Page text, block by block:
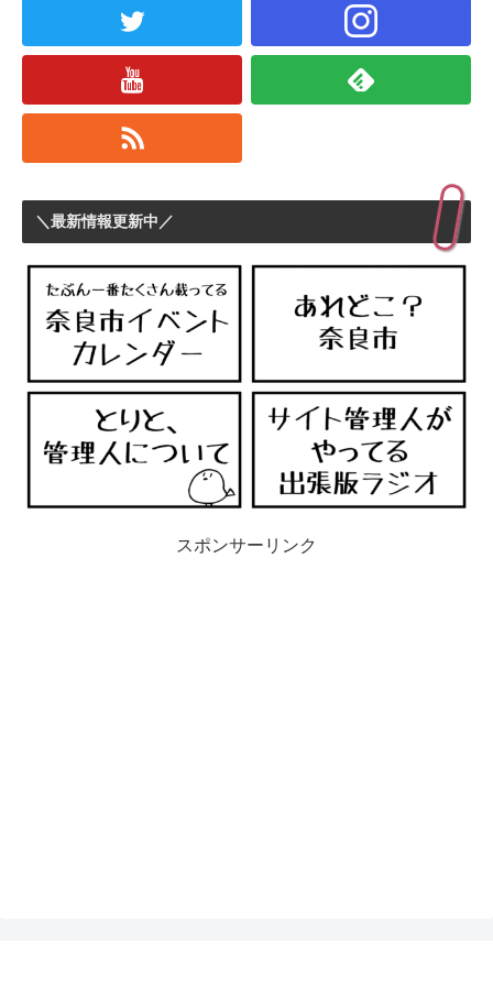
＼最新情報更新中／
スポンサーリンク